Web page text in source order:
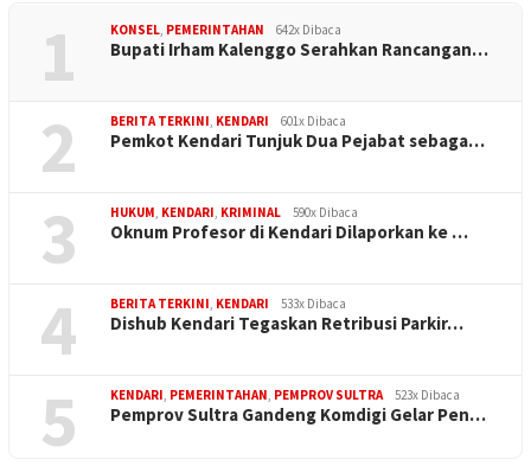
1 KONSEL, PEMERINTAHAN 642x Dibaca
Bupati Irham Kalenggo Serahkan Rancangan…
2 BERITA TERKINI, KENDARI 601x Dibaca
Pemkot Kendari Tunjuk Dua Pejabat sebaga…
3 HUKUM, KENDARI, KRIMINAL 590x Dibaca
Oknum Profesor di Kendari Dilaporkan ke …
4 BERITA TERKINI, KENDARI 533x Dibaca
Dishub Kendari Tegaskan Retribusi Parkir…
5 KENDARI, PEMERINTAHAN, PEMPROV SULTRA 523x Dibaca
Pemprov Sultra Gandeng Komdigi Gelar Pen…